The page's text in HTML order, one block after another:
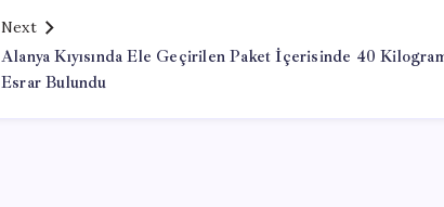
Next
Alanya Kıyısında Ele Geçirilen Paket İçerisinde 40
Esrar Bulundu